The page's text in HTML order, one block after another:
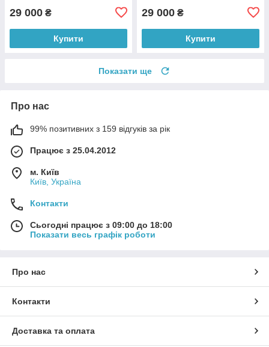
29 000 ₴
Купити
29 000 ₴
Купити
Показати ще
Про нас
99% позитивних з 159 відгуків за рік
Працює з 25.04.2012
м. Київ
Київ, Україна
Контакти
Сьогодні працює з 09:00 до 18:00
Показати весь графік роботи
Про нас
Контакти
Доставка та оплата